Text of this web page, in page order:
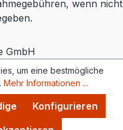
wenn nicht
GmbH
um eine bestmögliche
Mehr Informationen ...
Konfigurieren